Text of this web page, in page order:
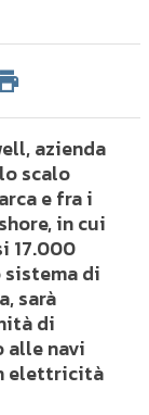
azienda
scalo
e fra i
in cui
17.000
sistema di
sarà
di
alle navi
elettricità